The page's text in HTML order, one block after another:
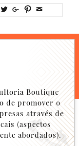
Boutique
de promover o
através de
(aspectos
abordados).